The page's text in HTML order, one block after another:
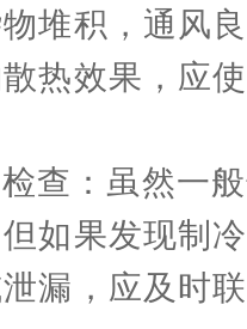
堆积，通风
热效果，应
：虽然一般
如果发现制
漏，应及时